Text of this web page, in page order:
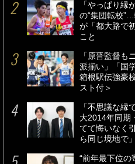
「やっぱり縁
の“集団転校
が「都大路で
こと
「原晋監督も
派揃い」「国
箱根駅伝強豪
スト付＞
「不思議な
大2014年同期
てて悔いなく
ら同じ境地で」
“前年最下位の